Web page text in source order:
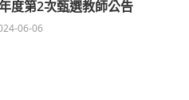
度第2次甄選教師公告
06-06